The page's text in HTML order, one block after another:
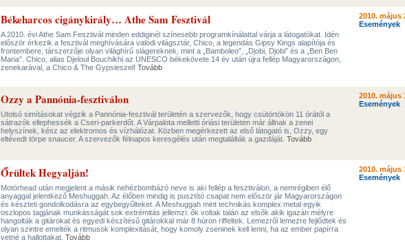
Békeharcos cigánykirály… Athe Sam Fesztivál
A 2010. évi Athe Sam Fesztivál minden eddiginél színesebb programkínálattal várja a látogatókat. Idén
először érkezik a fesztivál meghívására valódi világsztár, Chico, a legendás Gipsy Kings alapítója és
frontembere, társzerzője olyan világhírű slágereknek, mint a „Bamboleo”, „Djobi, Djobi” és a „Ben Ben
Maria”. Chico, alias Djeloul Bouchikhi az UNESCO békekövete 14 év után újra fellép Magyarországon,
zenekarával, a Chico & The Gypsieszel! Tovább
2010. május
Események
Ozzy a Pannónia-fesztiválon
Utolsó simításokat végzik a Pannónia-fesztivál területén a szervezők, hogy csütörtökön 11 órától a
sátrazók ellephessék a Cseri-parkerdőt. A Várpalota melletti óriási területen már állnak a zenei
helyszínek, kész az elektromos és vízhálózat. Közben megérkezett az első látogató is, Ozzy, egy
eltévedt törpe snaucer. A szervezők félnapos keresgélés után megtalálták a gazdáját. Tovább
2010. május
Események
Őrültek Hegyalján!
Motörhead után megjelent a másik nehézbombázó neve is aki fellép a fesztiválon, a nemrégiben élő
anyaggal jelentkező Meshuggah. Az élőben mindig is pusztító csapat nem először jár Magyarországon
és készteti gondolkodásra az egybegyűlteket. A Meshuggah mint technikás komplex metal egyik
oszlopos tagjának munkásságát sok extrémitás jellemzi: ők voltak talán az elsők akik igazán mélyre
hangolták a gitárokat és egyedi készítésű gitárokkal már 8 húron riffeltek. Lemezről lemezre fejlődtek és
olyan szintre emelték a ritmusok komplexitását, hogy komoly zseninek kell lenni, ha az ember papírra
vetné a hallottakat. Tovább
2010. május
Események